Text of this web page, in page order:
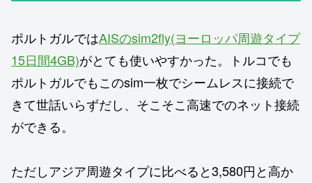
ポルトガルではAISのsim2fly(ヨーロッパ周遊タイプ
15日間4GB)がとても使いやすかった。トルコでも
ポルトガルでもこのsim一枚でシームレスに接続で
きて世話いらずだし、そこそこ高速でのネット接続
ができる。
ただしアジア周遊タイプに比べると3,580円と高か